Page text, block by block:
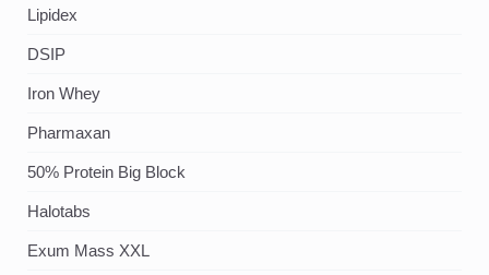
Lipidex
DSIP
Iron Whey
Pharmaxan
50% Protein Big Block
Halotabs
Exum Mass XXL